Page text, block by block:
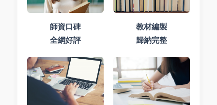
師資口碑
全網好評
教材編製
歸納完整